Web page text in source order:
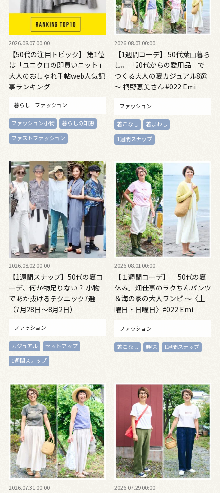
2026.08.07 00:00
【50代の注目トピック】 第1位
は「ユニクロの即買いニット」
大人のおしゃれ手帖web人気記
事ランキング
暮らし ファッション
ファッション小物
暮らしの知恵
ファストファッション
2026.08.03 00:00
【1週間コーデ】 50代葉山暮ら
し。「20代からの愛用品」で
つくる大人の夏カジュアル8選
～ 桐野恵美さん #022 Emi
ファッション
着こなし
着まわし
1週間スナップ
2026.08.02 00:00
【1週間スナップ】50代の夏コ
ーデ、何か物足りない？ 小物
であか抜けるテクニック7選
（7月28日～8月2日）
ファッション
カジュアル
セットアップ
1週間スナップ
2026.08.01 00:00
【１週間コーデ】 ［50代の夏
休み］畑仕事のラクちんパンツ
＆海の家の大人ワンピ ～〈土
曜日・日曜日〉#022 Emi
ファッション
着こなし 趣味 1週間スナップ
2026.07.31 00:00 2026.07.29 00:00